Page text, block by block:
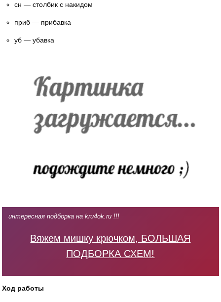
сн — столбик с накидом
приб — прибавка
уб — убавка
интересная подборка на kru4ok.ru !!!
Вяжем мишку крючком, БОЛЬШАЯ
ПОДБОРКА СХЕМ!
Ход работы